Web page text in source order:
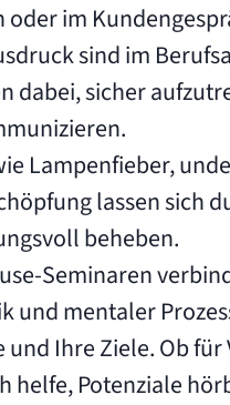
im
sind im
dabei, sicher
Lampenfieber,
lassen sich
beheben.
Seminaren
und mentaler
Ihre Ziele. Ob
helfe, Potenziale